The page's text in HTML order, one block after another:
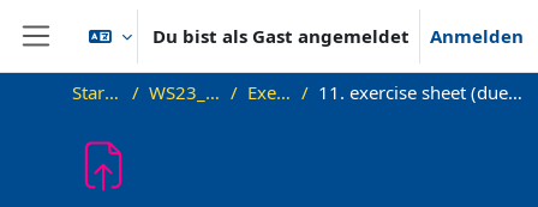
Zum Hauptinhalt
Website-Übersicht
Du bist als Gast angemeldet Anmelden
Startseite WS23_AdvAlg Exercises 11. exercise sheet (due on 07.02.2024)